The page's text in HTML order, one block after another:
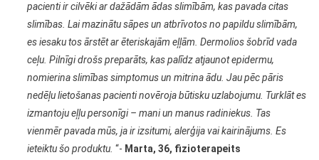
pacienti ir cilvēki ar dažādām ādas slimībām, kas pavada citas
slimības. Lai mazinātu sāpes un atbrīvotos no papildu slimībām,
es iesaku tos ārstēt ar ēteriskajām eļļām. Dermolios šobrīd vada
ceļu. Pilnīgi drošs preparāts, kas palīdz atjaunot epidermu,
nomierina slimības simptomus un mitrina ādu. Jau pēc pāris
nedēļu lietošanas pacienti novēroja būtisku uzlabojumu. Turklāt es
izmantoju eļļu personīgi – mani un manus radiniekus. Tas
vienmēr pavada mūs, ja ir izsitumi, alerģija vai kairinājums. Es
ieteiktu šo produktu. “- Marta, 36, fizioterapeits